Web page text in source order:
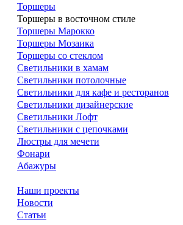
Торшеры
Торшеры в восточном стиле
Торшеры Марокко
Торшеры Мозаика
Торшеры со стеклом
Светильники в хамам
Светильники потолочные
Светильники для кафе и ресторанов
Светильники дизайнерские
Светильники Лофт
Светильники с цепочками
Люстры для мечети
Фонари
Абажуры
Наши проекты
Новости
Статьи